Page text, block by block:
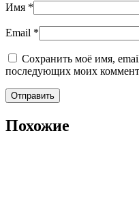
Имя *
Email *
Сохранить моё имя,
последующих моих
Похожие